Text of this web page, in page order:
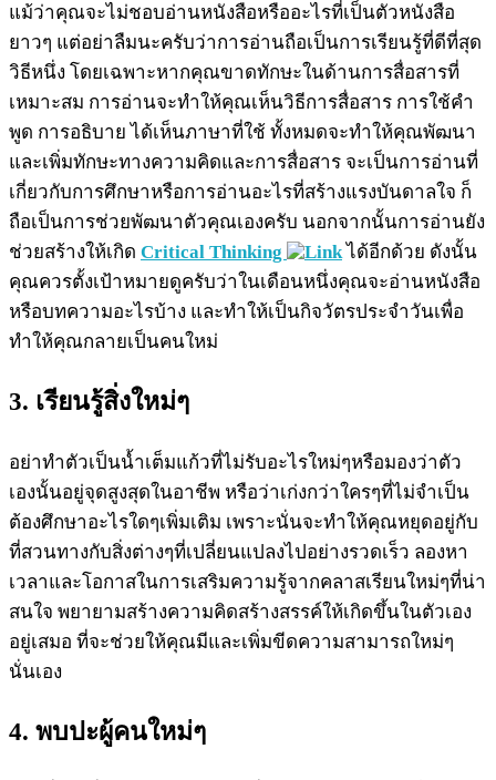
แม้ว่าคุณจะไม่ชอบอ่านหนังสือหรืออะไรที่เป็นตัวหนังสือ
ยาวๆ แต่อย่าลืมนะครับว่าการอ่านถือเป็นการเรียนรู้ที่ดีที่สุด
วิธีหนึ่ง โดยเฉพาะหากคุณขาดทักษะในด้านการสื่อสารที่
เหมาะสม การอ่านจะทำให้คุณเห็นวิธีการสื่อสาร การใช้คำ
พูด การอธิบาย ได้เห็นภาษาที่ใช้ ทั้งหมดจะทำให้คุณพัฒนา
และเพิ่มทักษะทางความคิดและการสื่อสาร จะเป็นการอ่านที่
เกี่ยวกับการศึกษาหรือการอ่านอะไรที่สร้างแรงบันดาลใจ ก็
ถือเป็นการช่วยพัฒนาตัวคุณเองครับ นอกจากนั้นการอ่านยัง
ช่วยสร้างให้เกิด Critical Thinking
ได้อีกด้วย ดังนั้น
คุณควรตั้งเป้าหมายดูครับว่าในเดือนหนึ่งคุณจะอ่านหนังสือ
หรือบทความอะไรบ้าง และทำให้เป็นกิจวัตรประจำวันเพื่อ
ทำให้คุณกลายเป็นคนใหม่
3. เรียนรู้สิ่งใหม่ๆ
อย่าทำตัวเป็นน้ำเต็มแก้วที่ไม่รับอะไรใหม่ๆหรือมองว่าตัว
เองนั้นอยู่จุดสูงสุดในอาชีพ หรือว่าเก่งกว่าใครๆที่ไม่จำเป็น
ต้องศึกษาอะไรใดๆเพิ่มเติม เพราะนั่นจะทำให้คุณหยุดอยู่กับ
ที่สวนทางกับสิ่งต่างๆที่เปลี่ยนแปลงไปอย่างรวดเร็ว ลองหา
เวลาและโอกาสในการเสริมความรู้จากคลาสเรียนใหม่ๆที่น่า
สนใจ พยายามสร้างความคิดสร้างสรรค์ให้เกิดขึ้นในตัวเอง
อยู่เสมอ ที่จะช่วยให้คุณมีและเพิ่มขีดความสามารถใหม่ๆ
นั่นเอง
4. พบปะผู้คนใหม่ๆ